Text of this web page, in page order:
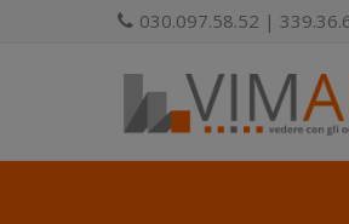
030.097.58.52 |